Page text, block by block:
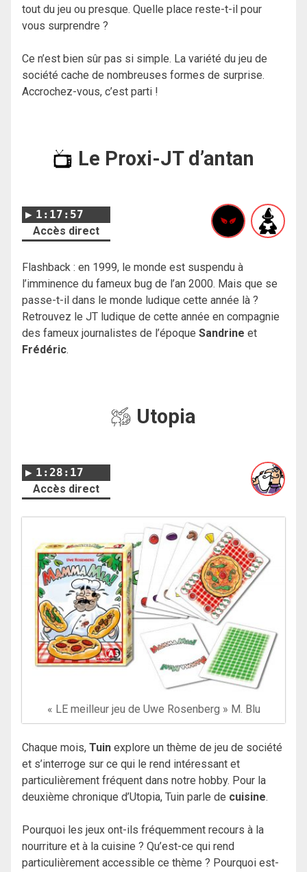
tout du jeu ou presque. Quelle place reste-t-il pour
vous surprendre ?
Ce n’est bien sûr pas si simple. La variété du jeu de
société cache de nombreuses formes de surprise.
Accrochez-vous, c’est parti !
Le Proxi-JT d’antan
1:17:57
Accès direct
Flashback : en 1999, le monde est suspendu à
l’imminence du fameux bug de l’an 2000. Mais que se
passe-t-il dans le monde ludique cette année là ?
Retrouvez le JT ludique de cette année en compagnie
des fameux journalistes de l’époque Sandrine et
Frédéric.
Utopia
1:28:17
Accès direct
« LE meilleur jeu de Uwe Rosenberg » M. Blu
Chaque mois, Tuin explore un thème de jeu de société
et s’interroge sur ce qui le rend intéressant et
particulièrement fréquent dans notre hobby. Pour la
deuxième chronique d’Utopia, Tuin parle de cuisine.
Pourquoi les jeux ont-ils fréquemment recours à la
nourriture et à la cuisine ? Qu’est-ce qui rend
particulièrement accessible ce thème ? Pourquoi est-